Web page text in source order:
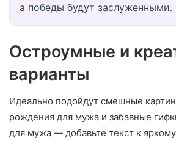
а победы будут заслуженными.
Остроумные и
варианты
Идеально подойдут смешные
рождения для мужа и забавные
для мужа — добавьте текст к